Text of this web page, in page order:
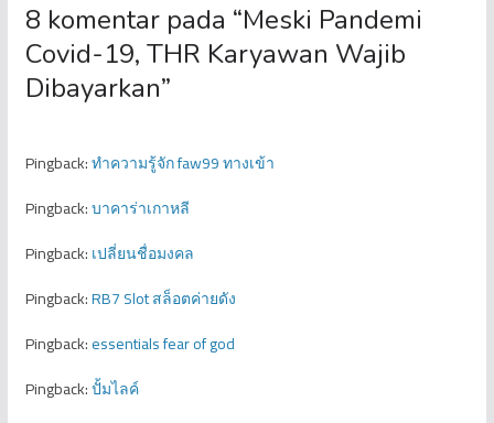
8 komentar pada “Meski Pandemi
Covid-19, THR Karyawan Wajib
Dibayarkan”
Pingback:ทำความรู้จัก faw99 ทางเข้า
Pingback:บาคาร่าเกาหลี
Pingback:เปลี่ยนชื่อมงคล
Pingback:RB7 Slot สล็อตค่ายดัง
Pingback:essentials fear of god
Pingback:ปั้มไลค์